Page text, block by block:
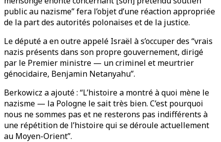
public au nazisme” fera l’objet d’une réaction appropriée
de la part des autorités polonaises et de la justice.
Le député a en outre appelé Israël à s’occuper des “vrais
nazis présents dans son propre gouvernement, dirigé
par le Premier ministre — un criminel et meurtrier
génocidaire, Benjamin Netanyahu”.
Berkowicz a ajouté : “L’histoire a montré à quoi mène le
nazisme — la Pologne le sait très bien. C’est pourquoi
nous ne sommes pas et ne resterons pas indifférents à
une répétition de l’histoire qui se déroule actuellement
au Moyen-Orient”.